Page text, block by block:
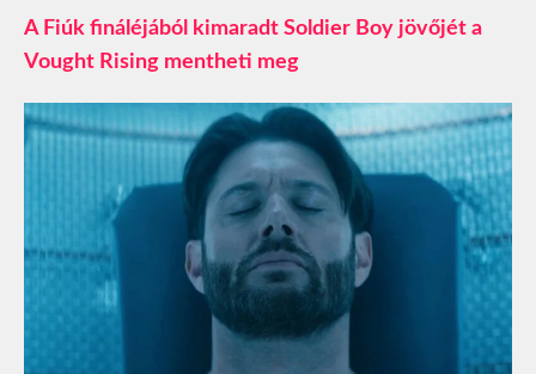
A Fiúk fináléjából kimaradt Soldier Boy jövőjét a
Vought Rising mentheti meg